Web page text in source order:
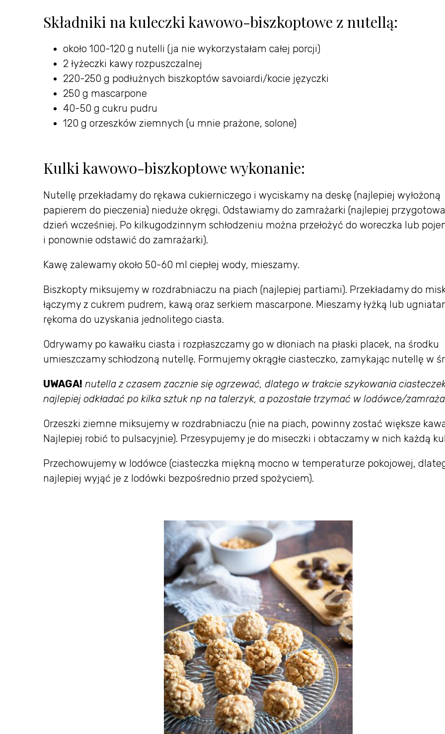
Składniki na kuleczki kawowo-biszkoptowe z nutellą:
około 100-120 g nutelli (ja nie wykorzystałam całej porcji)
2 łyżeczki kawy rozpuszczalnej
220-250 g podłużnych biszkoptów savoiardi/kocie języczki
250 g mascarpone
40-50 g cukru pudru
120 g orzeszków ziemnych (u mnie prażone, solone)
Kulki kawowo-biszkoptowe wykonanie:
Nutellę przekładamy do rękawa cukierniczego i wyciskamy na deskę (najlepiej wyłożoną
papierem do pieczenia) nieduże okręgi. Odstawiamy do zamrażarki (najlepiej
dzień wcześniej. Po kilkugodzinnym schłodzeniu można przełożyć do woreczka lub
i ponownie odstawić do zamrażarki).
Kawę zalewamy około 50-60 ml ciepłej wody, mieszamy.
Biszkopty miksujemy w rozdrabniaczu na piach (najlepiej partiami). Przekładamy do
łączymy z cukrem pudrem, kawą oraz serkiem mascarpone. Mieszamy łyżką lub
rękoma do uzyskania jednolitego ciasta.
Odrywamy po kawałku ciasta i rozpłaszczamy go w dłoniach na płaski placek, na środku
umieszczamy schłodzoną nutellę. Formujemy okrągłe ciasteczko, zamykając nutellę w
UWAGA! nutella z czasem zacznie się ogrzewać, dlatego w trakcie szykowania
najlepiej odkładać po kilka sztuk np na talerzyk, a pozostałe trzymać w lodówce/
Orzeszki ziemne miksujemy w rozdrabniaczu (nie na piach, powinny zostać większe
Najlepiej robić to pulsacyjnie). Przesypujemy je do miseczki i obtaczamy w nich każdą
Przechowujemy w lodówce (ciasteczka miękną mocno w temperaturze pokojowej,
najlepiej wyjąć je z lodówki bezpośrednio przed spożyciem).